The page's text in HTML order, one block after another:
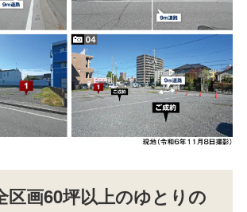
区画60坪以上のゆとりの